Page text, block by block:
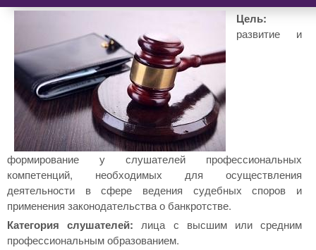
Цель:
развитие и
формирование у слушателей профессиональных
компетенций, необходимых для осуществления
деятельности в сфере ведения судебных споров и
применения законодательства о банкротстве.
Категория слушателей: лица с высшим или средним
профессиональным образованием.